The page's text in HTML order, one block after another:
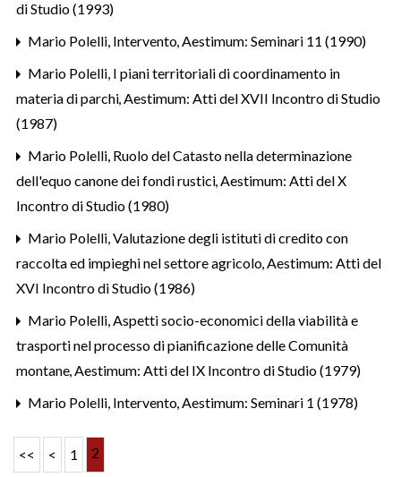
di Studio (1993)
Mario Polelli, Intervento,Aestimum: Seminari 11 (1990)
Mario Polelli, I piani territoriali di coordinamento in
materia di parchi,Aestimum: Atti del XVII Incontro di Studio
(1987)
Mario Polelli, Ruolo del Catasto nella determinazione
dell'equo canone dei fondi rustici,Aestimum: Atti del X
Incontro di Studio (1980)
Mario Polelli,Valutazione degli istituti di credito con
raccolta ed impieghi nel settore agricolo,Aestimum: Atti del
XVI Incontro di Studio (1986)
Mario Polelli,Aspetti socio-economici della viabilità e
trasporti nel processo di pianificazione delle Comunità
montane,Aestimum: Atti del IX Incontro di Studio (1979)
Mario Polelli, Intervento,Aestimum: Seminari 1 (1978)
<< < 1 2